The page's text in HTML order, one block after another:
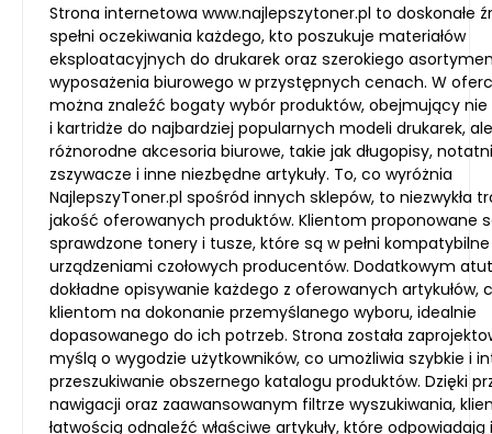
Strona internetowa www.najlepszytoner.pl to doskonałe
spełni oczekiwania każdego, kto poszukuje materiałów
eksploatacyjnych do drukarek oraz szerokiego
wyposażenia biurowego w przystępnych cenach. W
można znaleźć bogaty wybór produktów, obejmujący
i kartridże do najbardziej popularnych modeli drukarek,
różnorodne akcesoria biurowe, takie jak długopisy,
zszywacze i inne niezbędne artykuły. To, co wyróżnia
NajlepszyToner.pl spośród innych sklepów, to niezwykła
jakość oferowanych produktów. Klientom proponowane
sprawdzone tonery i tusze, które są w pełni
urządzeniami czołowych producentów. Dodatkowym
dokładne opisywanie każdego z oferowanych artykułów,
klientom na dokonanie przemyślanego wyboru, idealnie
dopasowanego do ich potrzeb. Strona została
myślą o wygodzie użytkowników, co umożliwia szybkie i
przeszukiwanie obszernego katalogu produktów. Dzięki
nawigacji oraz zaawansowanym filtrze wyszukiwania,
łatwością odnaleźć właściwe artykuły, które odpowiadają